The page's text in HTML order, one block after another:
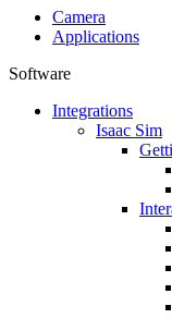
Camera
Applications
Software
Integrations
Isaac Sim